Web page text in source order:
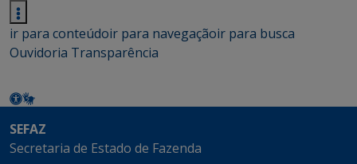
ir para conteúdoir para navegaçãoir para busca
Ouvidoria Transparência
SEFAZ
Secretaria de Estado de Fazenda